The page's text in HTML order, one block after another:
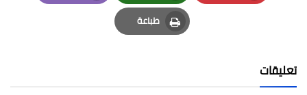
Pinterest
Whatsapp
Email
طباعة
Print
تعليقات